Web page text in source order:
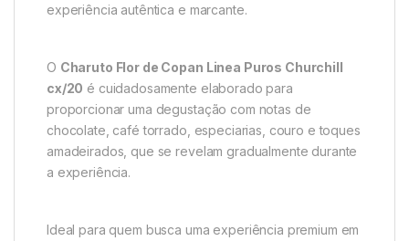
experiência autêntica e marcante.
O Charuto Flor de Copan Linea Puros Churchill
cx/20 é cuidadosamente elaborado para
proporcionar uma degustação com notas de
chocolate, café torrado, especiarias, couro e toques
amadeirados, que se revelam gradualmente durante
a experiência.
Ideal para quem busca uma experiência premium em